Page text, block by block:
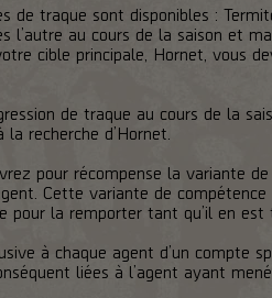
de traque sont disponibles :
l’autre au cours de la saison et
cible principale, Hornet, vous
de traque au cours de la
recherche d’Hornet.
pour récompense la variante
Cette variante de
pour la remporter tant qu’il en est
à chaque agent d’un compte
liées à l’agent ayant